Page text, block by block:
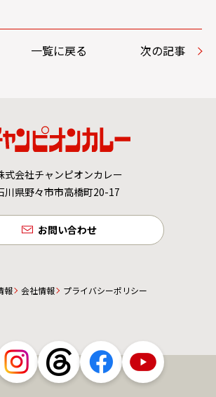
一覧に戻る 次の記事
式会社チャンピオンカレー
川県野々市市高橋町20-17
お問い合わせ
報 会社情報 プライバシーポリシー